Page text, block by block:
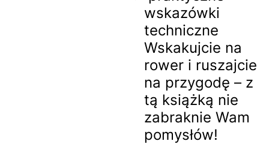
wskazówki
techniczne
Wskakujcie na
rower i ruszajcie
na przygodę – z
tą książką nie
zabraknie Wam
pomysłów!